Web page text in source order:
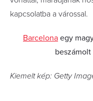
kapcsolatba a várossal.
Barcelona egy
Kiemelt kép: Getty